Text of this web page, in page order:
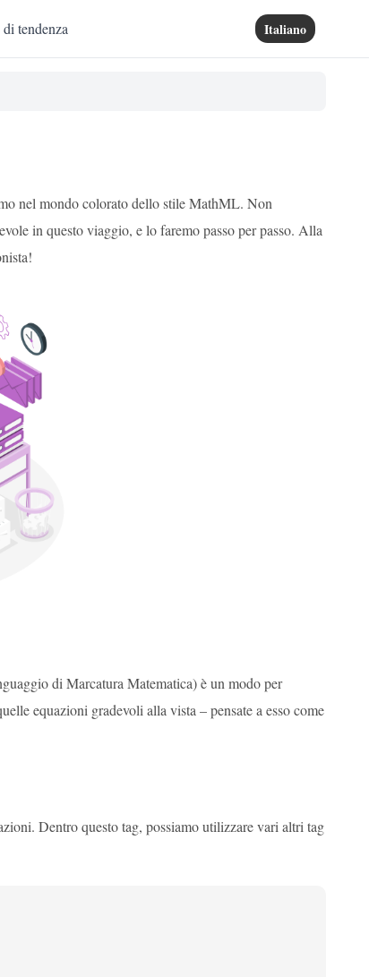
tendenza Italiano
nel mondo colorato dello stile MathML. Non
in questo viaggio, e lo faremo passo per passo. Alla
di Marcatura Matematica) è un modo per
equazioni gradevoli alla vista – pensate a esso come
Dentro questo tag, possiamo utilizzare vari altri tag